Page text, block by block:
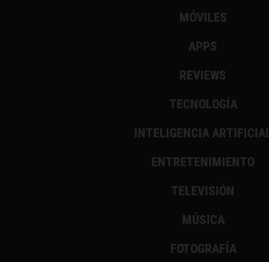
MÓVILES
APPS
REVIEWS
TECNOLOGÍA
INTELIGENCIA ARTIFICIAL
ENTRETENIMIENTO
TELEVISIÓN
MÚSICA
FOTOGRAFÍA